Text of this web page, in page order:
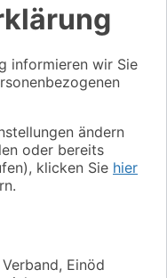
informieren wir Sie
ändern
oder bereits
klicken Sie hier
Einöd